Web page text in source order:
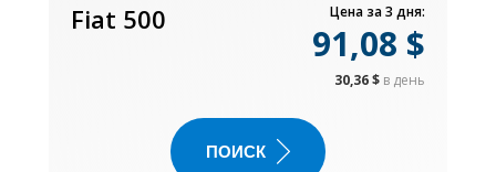
Fiat 500 Цена за 3 дня:
91,08 $
30,36 $ в день
ПОИСК